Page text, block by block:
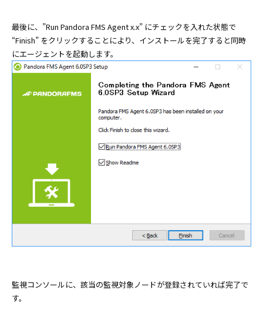
最後に、”Run Pandora FMS Agent x.x” にチェックを入れた状態で
“Finish” をクリックすることにより、インストールを完了すると同時
にエージェントを起動します。
監視コンソールに、該当の監視対象ノードが登録されていれば完了で
す。